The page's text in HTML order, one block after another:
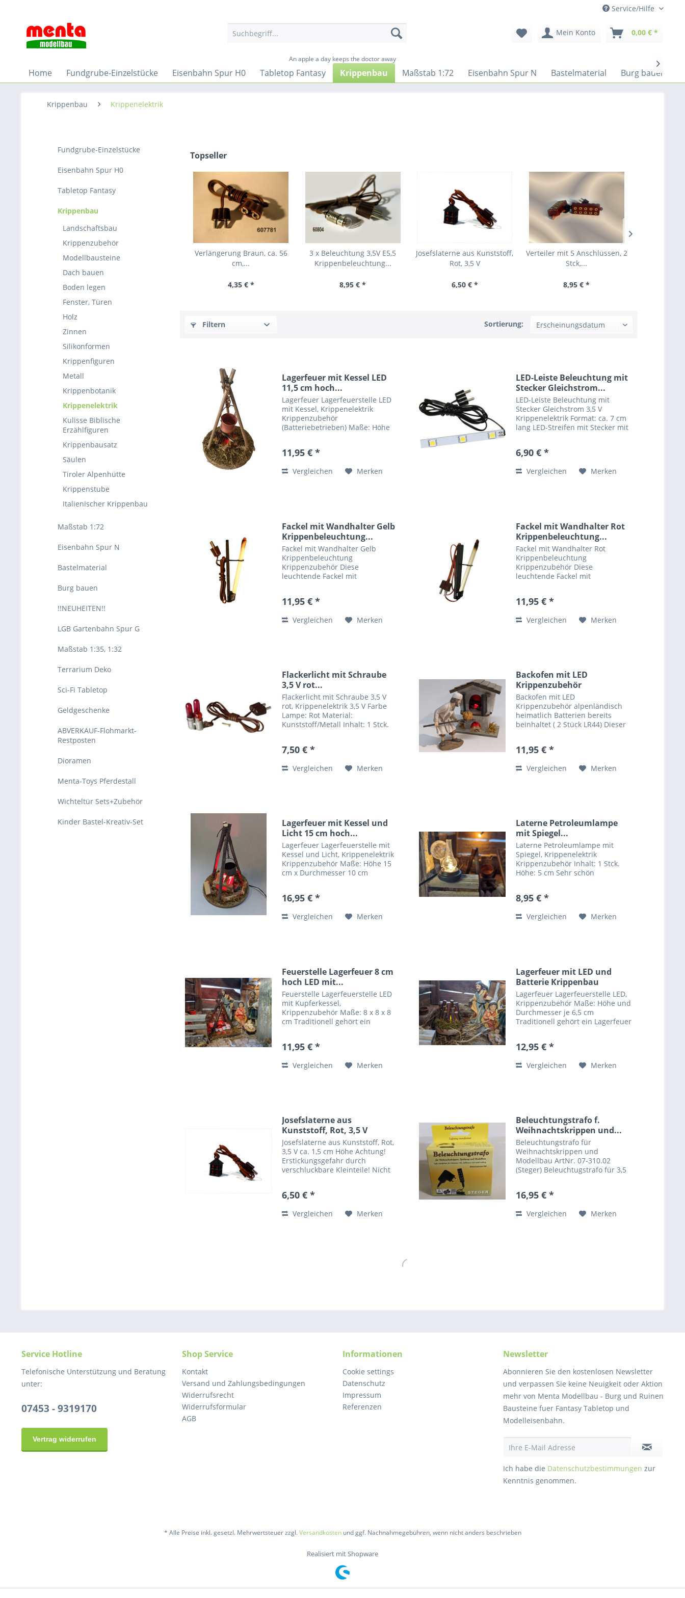
Service/Hilfe
Mein Konto 0,00 € *
An apple a day keeps the doctor away
Home Fundgrube-Einzelstücke Eisenbahn Spur H0 Tabletop Fantasy Krippenbau Maßstab 1:72 Eisenbahn Spur N Bastelmaterial Burg bauen

Krippenbau Krippenelektrik
Fundgrube-Einzelstücke
Eisenbahn Spur H0
Tabletop Fantasy
Krippenbau
Landschaftsbau
Krippenzubehör
Modellbausteine
Dach bauen
Boden legen
Fenster, Türen
Holz
Zinnen
Silikonformen
Krippenfiguren
Metall
Krippenbotanik
Krippenelektrik
Kulisse Biblische
Erzählfiguren
Krippenbausatz
Säulen
Tiroler Alpenhütte
Krippenstube
Italienischer Krippenbau
Maßstab 1:72
Eisenbahn Spur N
Bastelmaterial
Burg bauen
!!NEUHEITEN!!
LGB Gartenbahn Spur G
Maßstab 1:35, 1:32
Terrarium Deko
Sci-Fi Tabletop
Geldgeschenke
ABVERKAUF-Flohmarkt-
Restposten
Dioramen
Menta-Toys Pferdestall
Wichteltür Sets+Zubehör
Kinder Bastel-Kreativ-Set
Topseller
Verlängerung Braun, ca. 56
cm,...
4,35 € *
3 x Beleuchtung 3,5V E5,5
Krippenbeleuchtung...
8,95 € *
Josefslaterne aus Kunststoff,
Rot, 3,5 V
6,50 € *
Verteiler mit 5 Anschlüssen, 2
Stck,...
8,95 € *
Filtern Sortierung:
Lagerfeuer mit Kessel LED
11,5 cm hoch...
Lagerfeuer Lagerfeuerstelle LED
mit Kessel, Krippenelektrik
Krippenzubehör
(Batteriebetrieben) Maße: Höhe
alpenländischen oder
diente zum Kochen, als...
11,95 € *
Vergleichen Merken
LED-Leiste Beleuchtung mit
Stecker Gleichstrom...
LED-Leiste Beleuchtung mit
Stecker Gleichstrom 3,5 V
Krippenelektrik Format: ca. 7 cm
lang LED-Streifen mit Stecker mit
Batterie 3,5 V Dieses warme und
6,90 € *
Vergleichen Merken
Fackel mit Wandhalter Gelb
Krippenbeleuchtung...
Fackel mit Wandhalter Gelb
Krippenbeleuchtung
Krippenzubehör Diese
leuchtende Fackel mit
Krippe detailgetreu in ein
Diese Krippenbeleuchtung ist...
11,95 € *
Vergleichen Merken
Fackel mit Wandhalter Rot
Krippenbeleuchtung...
Fackel mit Wandhalter Rot
Krippenbeleuchtung
Krippenzubehör Diese
leuchtende Fackel mit
Krippe detailgetreu in ein
Diese Krippenbeleuchtung ist...
11,95 € *
Vergleichen Merken
Flackerlicht mit Schraube
3,5 V rot...
Flackerlicht mit Schraube 3,5 V
rot, Krippenelektrik 3,5 V Farbe
Lampe: Rot Material:
Kunststoff/Metall Inhalt: 1 Stck.
Maßstab: 1:12 Hersteller: Kahlert
7,50 € *
Vergleichen Merken
Backofen mit LED
Krippenzubehör
alpenländisch...
Backofen mit LED
Krippenzubehör alpenländisch
heimatlich Batterien bereits
beinhaltet ( 2 Stück LR44) Dieser
oder alpenländische
Türen zum...
11,95 € *
Vergleichen Merken
Lagerfeuer mit Kessel und
Licht 15 cm hoch...
Lagerfeuer Lagerfeuerstelle mit
Kessel und Licht, Krippenelektrik
Krippenzubehör Maße: Höhe 15
cm x Durchmesser 10 cm
orientalischen Krippe dazu. Es
16,95 € *
Vergleichen Merken
Laterne Petroleumlampe
mit Spiegel...
Laterne Petroleumlampe mit
Spiegel, Krippenelektrik
Krippenzubehör Inhalt: 1 Stck.
Höhe: 5 cm Sehr schön
Beleuchtung auf Ihrer Krippe.
bei uns im...
8,95 € *
Vergleichen Merken
Feuerstelle Lagerfeuer 8 cm
hoch LED mit...
Feuerstelle Lagerfeuerstelle LED
mit Kupferkessel,
Krippenzubehör Maße: 8 x 8 x 8
cm Traditionell gehört ein
orientalischen Krippe dazu. Es
Wärmequelle und zum Schutz
11,95 € *
Vergleichen Merken
Lagerfeuer mit LED und
Batterie Krippenbau
Zubehör
Lagerfeuer Lagerfeuerstelle LED,
Krippenzubehör Maße: Höhe und
Durchmesser je 6,5 cm
Traditionell gehört ein Lagerfeuer
orientalischen Krippe dazu. Es
Wäremquelle und...
12,95 € *
Vergleichen Merken
Josefslaterne aus
Kunststoff, Rot, 3,5 V
Josefslaterne aus Kunststoff, Rot,
3,5 V ca. 1,5 cm Höhe Achtung!
Erstickungsgefahr durch
verschluckbare Kleinteile! Nicht
nicht mehr verwenden. EU-
6,50 € *
Vergleichen Merken
Beleuchtungstrafo f.
Weihnachtskrippen und...
Beleuchtungstrafo für
Weihnachtskrippen und
Modellbau ArtNr. 07-310.02
(Steger) Beleuchtugstrafo für 3,5
Technische Hinweise: - Nur für
50-60Hz -...
16,95 € *
Vergleichen Merken
Service Hotline
Telefonische Unterstützung und Beratung
unter:
07453 - 9319170
Vertrag widerrufen
Shop Service
Kontakt
Versand und Zahlungsbedingungen
Widerrufsrecht
Widerrufsformular
AGB
Informationen
Cookie settings
Datenschutz
Impressum
Referenzen
Newsletter
Abonnieren Sie den kostenlosen Newsletter
und verpassen Sie keine Neuigkeit oder Aktion
mehr von Menta Modellbau - Burg und Ruinen
Bausteine fuer Fantasy Tabletop und
Modelleisenbahn.
Ich habe die Datenschutzbestimmungen zur
Kenntnis genommen.
* Alle Preise inkl. gesetzl. Mehrwertsteuer zzgl.Versandkostenund ggf. Nachnahmegebühren, wenn nicht anders beschrieben
Realisiert mit Shopware